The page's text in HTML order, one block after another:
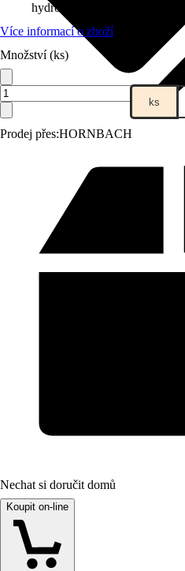
Prodej přes:HORNBACH
hydrofobní vrstvou
Více informací o zboží
Množství (ks)
ks
Nechat si doručit domů
Koupit on-line